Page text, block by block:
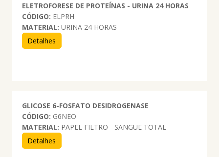
ELETROFORESE DE PROTEÍNAS - URINA 24 HORAS
CÓDIGO: ELPRH
MATERIAL: URINA 24 HORAS
Detalhes
GLICOSE 6-FOSFATO DESIDROGENASE
CÓDIGO: G6NEO
MATERIAL: PAPEL FILTRO - SANGUE TOTAL
Detalhes